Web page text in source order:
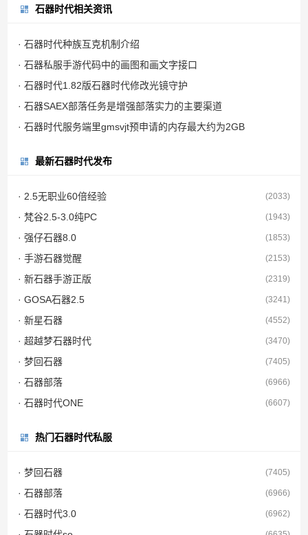
石器时代相关资讯
· 石器时代种族互克机制介绍
· 石器私服手游代码中的画图和画文字接口
· 石器时代1.82版石器时代修改光镜守护
· 石器SAEX部落任务是增强部落实力的主要渠道
· 石器时代服务端里gmsvjt预申请的内存最大约为2GB
最新石器时代发布
· 2.5无职业60倍经验 (2033)
· 梵谷2.5-3.0纯PC (1943)
· 强仔石器8.0 (1853)
· 手游石器觉醒 (2153)
· 新石器手游正版 (2319)
· GOSA石器2.5 (3241)
· 新星石器 (4552)
· 超越梦石器时代 (3470)
· 梦回石器 (7405)
· 石器部落 (6966)
· 石器时代ONE (6607)
热门石器时代私服
· 梦回石器 (7405)
· 石器部落 (6966)
· 石器时代3.0 (6962)